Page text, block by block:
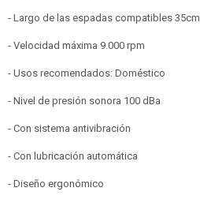
- Largo de las espadas compatibles 35cm
- Velocidad máxima 9.000 rpm
- Usos recomendados: Doméstico
- Nivel de presión sonora 100 dBa
- Con sistema antivibración
- Con lubricación automática
- Diseño ergonómico